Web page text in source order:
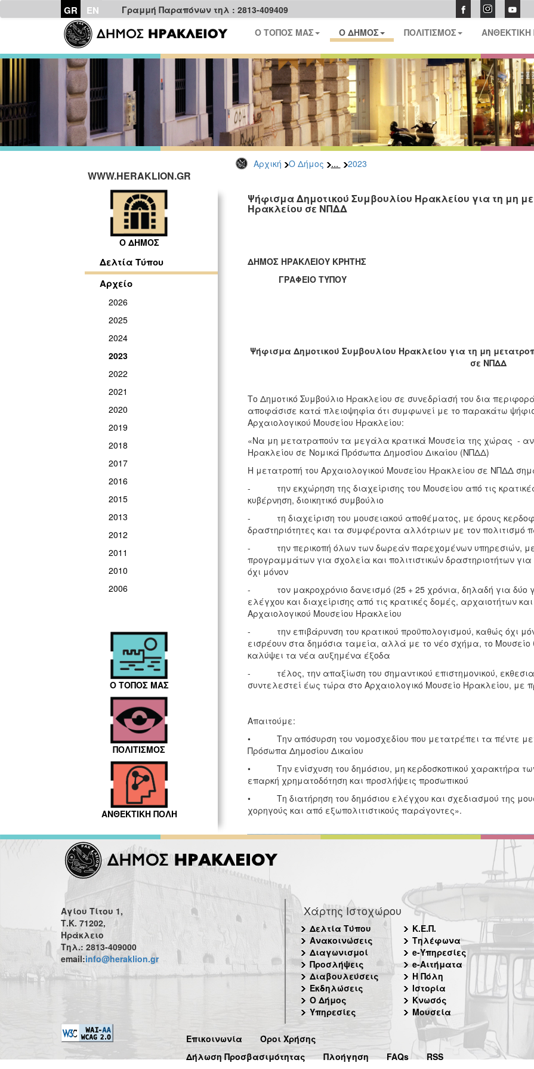
GR EN Γραμμή Παραπόνων τηλ : 2813-409409
Ο ΤΟΠΟΣ ΜΑΣ Ο ΔΗΜΟΣ ΠΟΛΙΤΙΣΜΟΣ
Αρχική Ο Δήμος ... 2023
WWW.HERAKLION.GR
Ο ΔΗΜΟΣ
Δελτία Τύπου
Αρχείο
2026
2025
2024
2023
2022
2021
2020
2019
2018
2017
2016
2015
2013
2012
2011
2010
2006
Ο ΤΟΠΟΣ ΜΑΣ
ΠΟΛΙΤΙΣΜΟΣ
ΑΝΘΕΚΤΙΚΗ ΠΟΛΗ
Ψήφισμα Δημοτικού Συμβουλίου Ηρακλείου για τη μη
Ηρακλείου σε ΝΠΔΔ
ΔΗΜΟΣ ΗΡΑΚΛΕΙΟΥ ΚΡΗΤΗΣ
ΓΡΑΦΕΙΟ ΤΥΠΟΥ
Ψήφισμα Δημοτικού Συμβουλίου Ηρακλείου για τη μη
σε ΝΠΔΔ
Το Δημοτικό Συμβούλιο Ηρακλείου σε συνεδρίασή του δια
αποφάσισε κατά πλειοψηφία ότι συμφωνεί με το παρακάτω
Αρχαιολογικού Μουσείου Ηρακλείου:
«Να μη μετατραπούν τα μεγάλα κρατικά Μουσεία της χώρας -
Ηρακλείου σε Νομικά Πρόσωπα Δημοσίου Δικαίου (ΝΠΔΔ)
Η μετατροπή του Αρχαιολογικού Μουσείου Ηρακλείου σε ΝΠΔΔ
- την εκχώρηση της διαχείρισης του Μουσείου από τις
κυβέρνηση, διοικητικό συμβούλιο
- τη διαχείριση του μουσειακού αποθέματος, με όρους
δραστηριότητες και τα συμφέροντα αλλότριων με τον πολιτισμό
- την περικοπή όλων των δωρεάν παρεχομένων υπηρεσιών,
προγραμμάτων για σχολεία και πολιτιστικών δραστηριοτήτων για
όχι μόνον
- τον μακροχρόνιο δανεισμό (25 + 25 χρόνια, δηλαδή για δύο
ελέγχου και διαχείρισης από τις κρατικές δομές, αρχαιοτήτων
Αρχαιολογικού Μουσείου Ηρακλείου
- την επιβάρυνση του κρατικού προϋπολογισμού, καθώς όχι
εισρέουν στα δημόσια ταμεία, αλλά με το νέο σχήμα, το Μουσείο
καλύψει τα νέα αυξημένα έξοδα
- τέλος, την απαξίωση του σημαντικού επιστημονικού,
συντελεστεί έως τώρα στο Αρχαιολογικό Μουσείο Ηρακλείου, με
Απαιτούμε:
• Την απόσυρση του νομοσχεδίου που μετατρέπει τα πέντε
Πρόσωπα Δημοσίου Δικαίου
• Την ενίσχυση του δημόσιου, μη κερδοσκοπικού χαρακτήρα
επαρκή χρηματοδότηση και προσλήψεις προσωπικού
• Τη διατήρηση του δημόσιου ελέγχου και σχεδιασμού της
χορηγούς και από εξωπολιτιστικούς παράγοντες».
Αγίου Τίτου 1,
Τ.Κ. 71202,
Ηράκλειο
Τηλ.: 2813-409000
email:info@heraklion.gr
Χάρτης Ιστοχώρου
Δελτία Τύπου
Ανακοινώσεις
Διαγωνισμοί
Προσλήψεις
Διαβουλεύσεις
Εκδηλώσεις
Ο Δήμος
Υπηρεσίες
Κ.Ε.Π.
Τηλέφωνα
e-Υπηρεσίες
e-Αιτήματα
Η Πόλη
Ιστορία
Κνωσός
Μουσεία
Επικοινωνία
Όροι Χρήσης
Δήλωση Προσβασιμότητας
Πλοήγηση FAQs RSS